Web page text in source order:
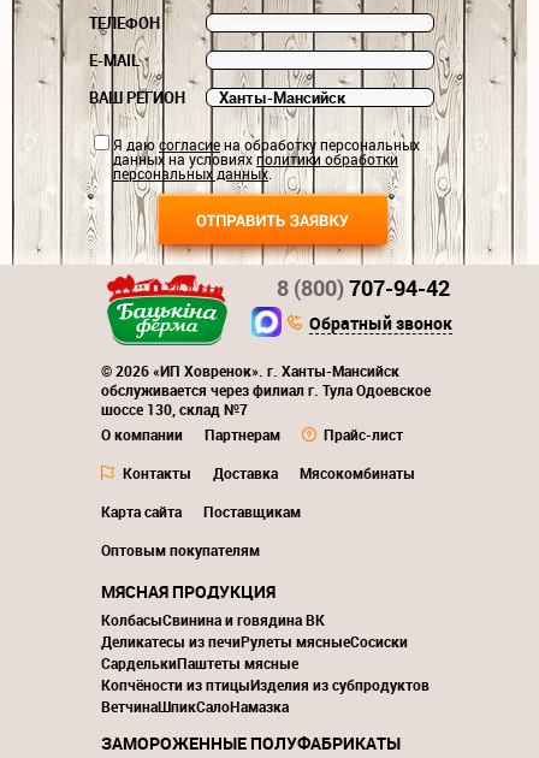
ТЕЛЕФОН
E-MAIL
ВАШ РЕГИОН
Я даюсогласиена обработку персональных
данных на условияхполитики обработки
персональных данных.
© 2026 «ИП Ховренок». г. Ханты-Мансийск
обслуживается через филиал г. Тула Одоевское
шоссе 130, склад №7
О компании
Партнерам
Прайс-лист
Контакты
Доставка
Мясокомбинаты
Карта сайта
Поставщикам
Оптовым покупателям
8 (800)707-94-42
Обратный звонок
МЯСНАЯ ПРОДУКЦИЯ
КолбасыСвинина и говядина ВК
Деликатесы из печиРулеты мясныеСосиски
СарделькиПаштеты мясные
Копчёности из птицыИзделия из субпродуктов
ВетчинаШпикСалоНамазка
ЗАМОРОЖЕННЫЕ ПОЛУФАБРИКАТЫ